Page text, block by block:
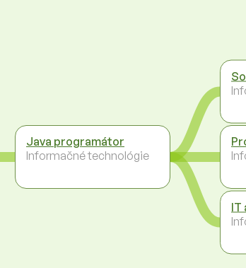
Java programátor
Informačné technológie
IT